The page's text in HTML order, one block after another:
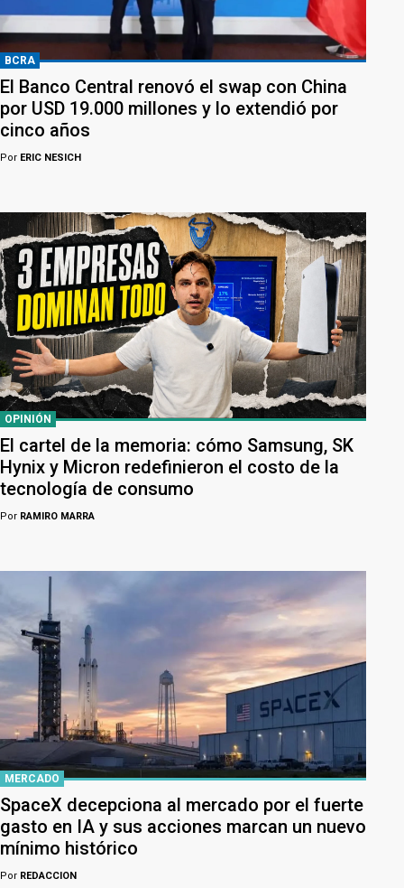
BCRA
El Banco Central renovó el swap con China
por USD 19.000 millones y lo extendió por
cinco años
Por ERIC NESICH
OPINIÓN
El cartel de la memoria: cómo Samsung, SK
Hynix y Micron redefinieron el costo de la
tecnología de consumo
Por RAMIRO MARRA
MERCADO
SpaceX decepciona al mercado por el fuerte
gasto en IA y sus acciones marcan un nuevo
mínimo histórico
Por REDACCION